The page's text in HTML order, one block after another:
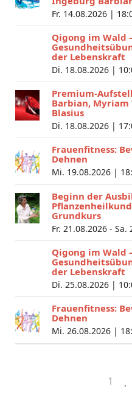
Fr. 14.08.2026 |
Qigong im Wald
der Lebenskraft
Di. 18.08.2026 |
Premium-
Barbian,
Blasius
Di. 18.08.2026 |
Frauenfitness:
Dehnen
Mi. 19.08.2026 |
Beginn der
Grundkurs
Fr. 21.08.2026 - Sa.
Qigong im Wald
der Lebenskraft
Di. 25.08.2026 |
Frauenfitness:
Dehnen
Mi. 26.08.2026 |
1